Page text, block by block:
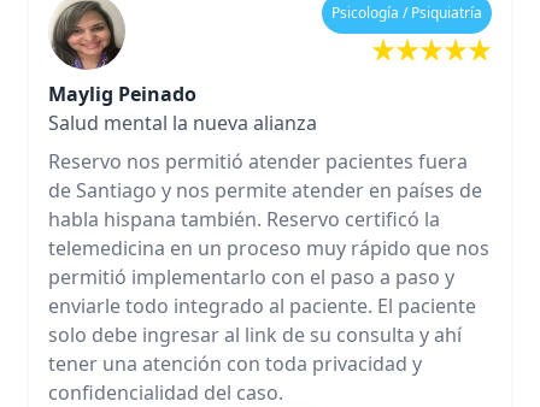
Psicología / Psiquiatría
Maylig Peinado
Salud mental la nueva alianza
Reservo nos permitió atender pacientes fuera
de Santiago y nos permite atender en países de
habla hispana también. Reservo certificó la
telemedicina en un proceso muy rápido que nos
permitió implementarlo con el paso a paso y
enviarle todo integrado al paciente. El paciente
solo debe ingresar al link de su consulta y ahí
tener una atención con toda privacidad y
confidencialidad del caso.